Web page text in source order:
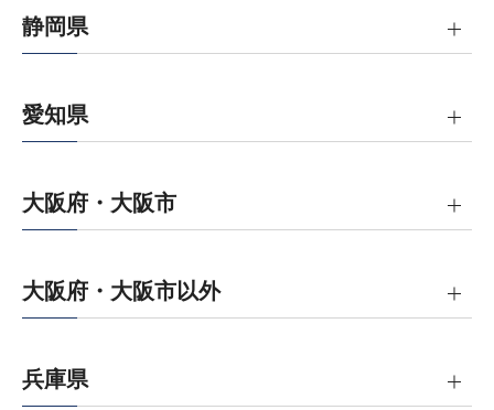
静岡県
愛知県
大阪府・大阪市
大阪府・大阪市以外
兵庫県